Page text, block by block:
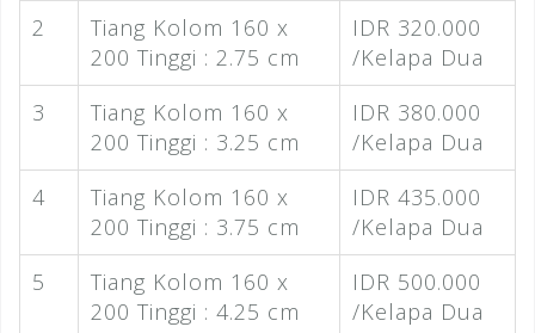
2
Tiang Kolom 160 x
200 Tinggi : 2.75 cm
IDR 320.000
/Kelapa Dua
3
Tiang Kolom 160 x
200 Tinggi : 3.25 cm
IDR 380.000
/Kelapa Dua
4
Tiang Kolom 160 x
200 Tinggi : 3.75 cm
IDR 435.000
/Kelapa Dua
5
Tiang Kolom 160 x
200 Tinggi : 4.25 cm
IDR 500.000
/Kelapa Dua